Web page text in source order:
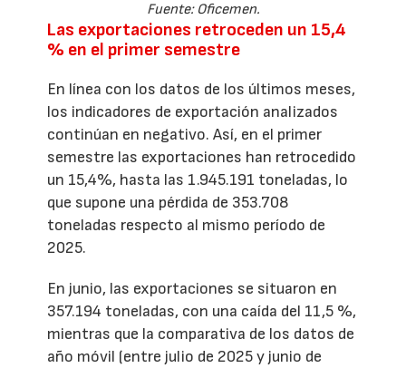
Fuente: Oficemen.
Las exportaciones retroceden un 15,4
% en el primer semestre
En línea con los datos de los últimos meses,
los indicadores de exportación analizados
continúan en negativo. Así, en el primer
semestre las exportaciones han retrocedido
un 15,4%, hasta las 1.945.191 toneladas, lo
que supone una pérdida de 353.708
toneladas respecto al mismo período de
2025.
En junio, las exportaciones se situaron en
357.194 toneladas, con una caída del 11,5 %,
mientras que la comparativa de los datos de
año móvil (entre julio de 2025 y junio de